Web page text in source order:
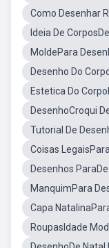
Como Desenhar
Ideia De
MoldePara
Desenho Do
Estetica Do
DesenhoCroqui
Tutorial De
Coisas
Desenhos
ManquimPara
Capa
RoupasIdade